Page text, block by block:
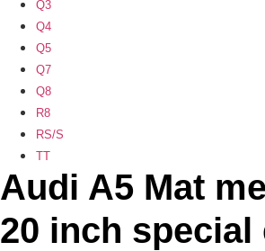
Q3
Q4
Q5
Q7
Q8
R8
RS/S
TT
Audi A5 Mat
20 inch special